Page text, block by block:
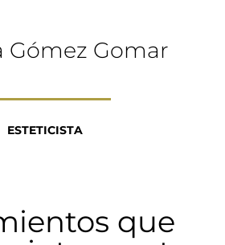
Gómez Gomar
ESTETICISTA
que